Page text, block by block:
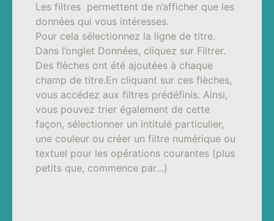
Les filtres permettent de n’afficher que les
données qui vous intéresses.
Pour cela sélectionnez la ligne de titre.
Dans l’onglet Données, cliquez sur Filtrer.
Des flèches ont été ajoutées à chaque
champ de titre.En cliquant sur ces flèches,
vous accédez aux filtres prédéfinis. Ainsi,
vous pouvez trier également de cette
façon, sélectionner un intitulé particulier,
une couleur ou créer un filtre numérique ou
textuel pour les opérations courantes (plus
petits que, commence par…)